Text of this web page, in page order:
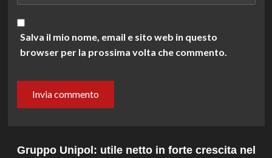
Salva il mio nome, email e sito web in questo
browser per la prossima volta che commento.
Gruppo Unipol: utile netto in forte crescita nel